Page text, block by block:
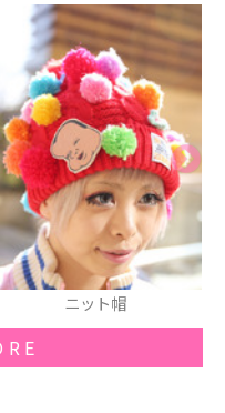
ジュエルハートリング